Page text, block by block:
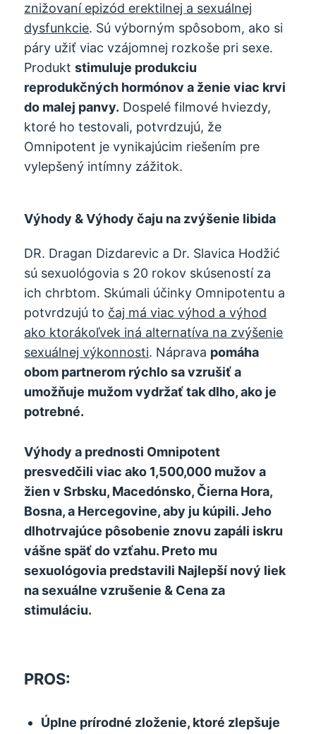
znižovaní epizód erektilnej a sexuálnej
dysfunkcie. Sú výborným spôsobom, ako si
páry užiť viac vzájomnej rozkoše pri sexe.
Produktstimuluje produkciu
reprodukčných hormónov a ženie viac krvi
do malej panvy. Dospelé filmové hviezdy,
ktoré ho testovali, potvrdzujú, že
Omnipotent je vynikajúcim riešením pre
vylepšený intímny zážitok.
Výhody & Výhody čaju na zvýšenie libida
DR. Dragan Dizdarevic a Dr. Slavica Hodžić
sú sexuológovia s 20 rokov skúseností za
ich chrbtom. Skúmali účinky Omnipotentu a
potvrdzujú to čaj má viac výhod a výhod
ako ktorákoľvek iná alternatíva na zvýšenie
sexuálnej výkonnosti. Náprava pomáha
obom partnerom rýchlo sa vzrušiť a
umožňuje mužom vydržať tak dlho, ako je
potrebné.
Výhody a prednosti Omnipotent
presvedčili viac ako 1,500,000 mužov a
žien v Srbsku, Macedónsko, Čierna Hora,
Bosna, a Hercegovine, aby ju kúpili. Jeho
dlhotrvajúce pôsobenie znovu zapáli iskru
vášne späť do vzťahu. Preto mu
sexuológovia predstavili Najlepší nový liek
na sexuálne vzrušenie & Cena za
stimuláciu.
PROS:
Úplne prírodné zloženie, ktoré zlepšuje